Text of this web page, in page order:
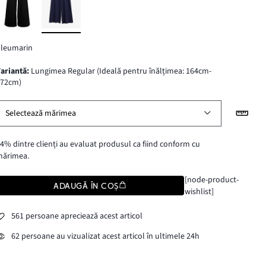
variantă: Lungimea Regular (Ideală pentru înălțimea: 164cm-
Selectează mărimea
dintre clienți au evaluat produsul ca fiind conform cu
ADAUGĂ ÎN COȘ
[node-product-
wishlist]
561 persoane apreciează acest articol
62 persoane au vizualizat acest articol în ultimele 24h